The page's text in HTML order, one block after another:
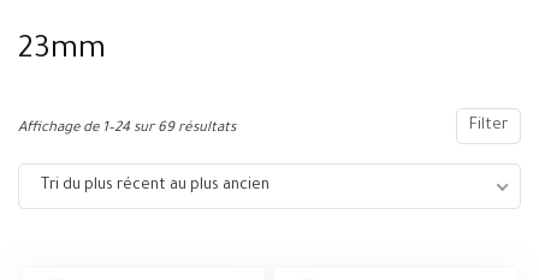
23mm
Filter
Affichage de 1–24 sur 69 résultats
Tri du plus récent au plus ancien